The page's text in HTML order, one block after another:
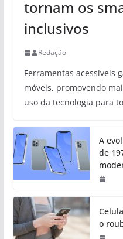
tornam os
inclusivos
Redação
Ferramentas acessíveis
móveis, promovendo
uso da tecnologia para
A
de
o